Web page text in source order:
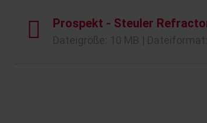
Prospekt - Steuler